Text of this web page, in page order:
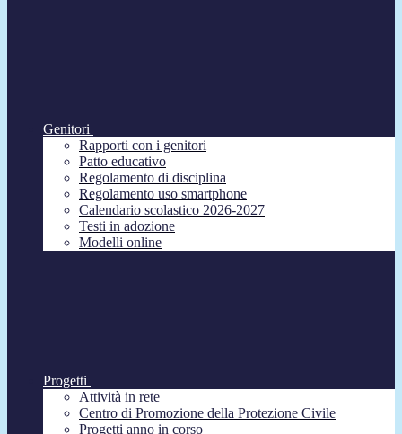
Genitori
Rapporti con i genitori
Patto educativo
Regolamento di disciplina
Regolamento uso smartphone
Calendario scolastico 2026-2027
Testi in adozione
Modelli online
Progetti
Attività in rete
Centro di Promozione della Protezione Civile
Progetti anno in corso